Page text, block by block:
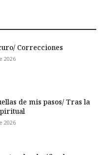
Correcciones
2026
de mis pasos/ Tras la
2026